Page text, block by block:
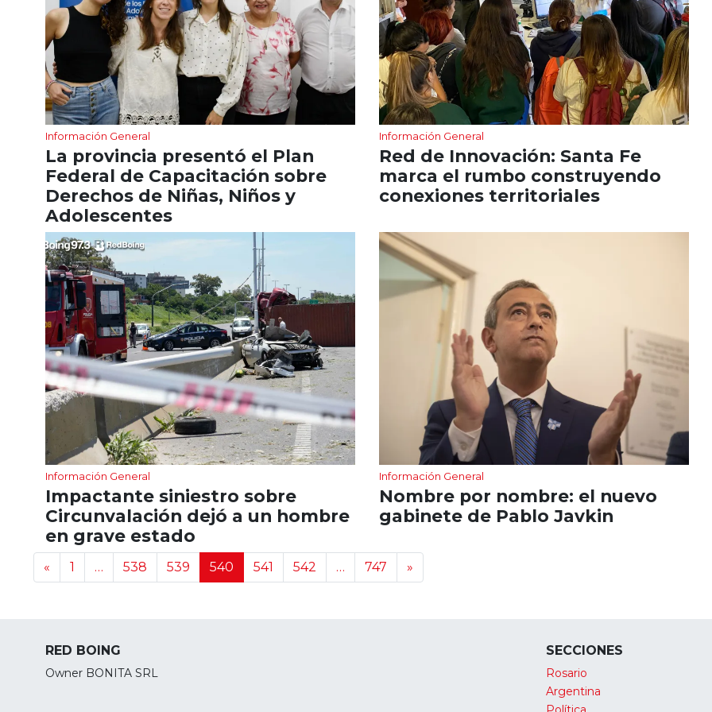
Información General
La provincia presentó el Plan
Federal de Capacitación sobre
Derechos de Niñas, Niños y
Adolescentes
Información General
Red de Innovación: Santa Fe
marca el rumbo construyendo
conexiones territoriales
Información General
Impactante siniestro sobre
Circunvalación dejó a un hombre
en grave estado
Información General
Nombre por nombre: el nuevo
gabinete de Pablo Javkin
Navegación de noticias
« 1 … 538 539 540 541 542 … 747 »
RED BOING
Owner BONITA SRL
SECCIONES
Rosario
Argentina